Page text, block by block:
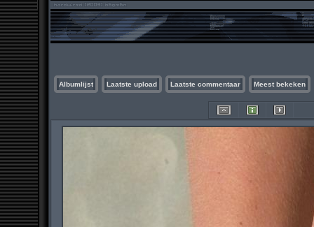
Albumlijst Laatste upload Laatste commentaar Meest bekeken